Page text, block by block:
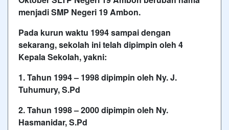
menjadi SMP Negeri 19 Ambon.
Pada kurun waktu 1994 sampai dengan
sekarang, sekolah ini telah dipimpin oleh 4
Kepala Sekolah, yakni:
1. Tahun 1994 – 1998 dipimpin oleh Ny. J.
Tuhumury, S.Pd
2. Tahun 1998 – 2000 dipimpin oleh Ny.
Hasmanidar, S.Pd